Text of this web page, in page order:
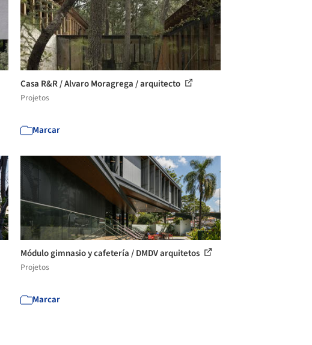
Casa R&R / Alvaro Moragrega / arquitecto
Projetos
Marcar
Módulo gimnasio y cafetería / DMDV arquitetos
Projetos
Marcar